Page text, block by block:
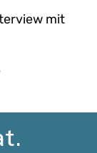
mit